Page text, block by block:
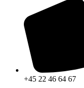
+45 22 46 64 67